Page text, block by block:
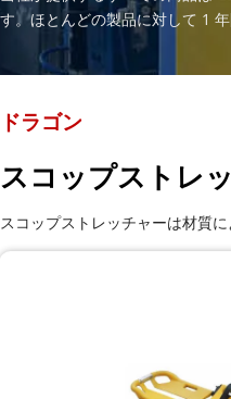
す。ほとんどの製品に対して 1
ドラゴン
スコップストレ
スコップストレッチャーは材質